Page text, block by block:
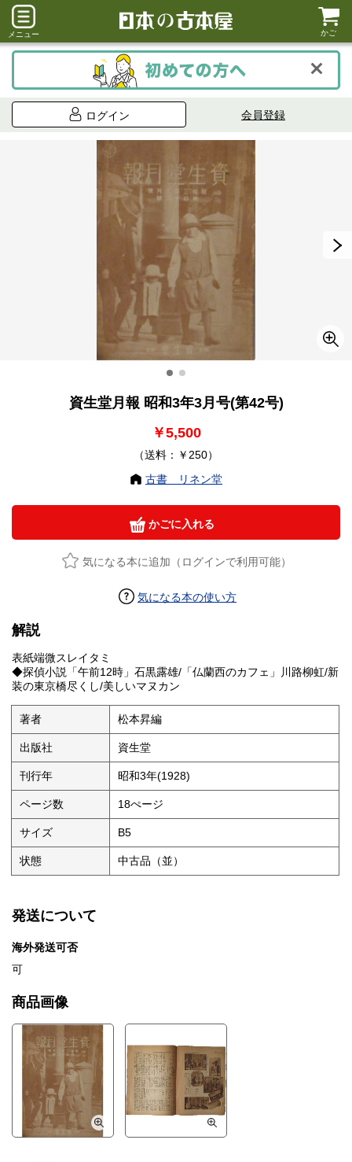
メニュー かご
ログイン 会員登録
資生堂月報 昭和3年3月号(第42号)
￥5,500
（送料：￥250）
古書 リネン堂
かごに入れる
気になる本に追加（ログインで利用可能）
気になる本の使い方
解説
表紙端微スレイタミ
◆探偵小説「午前12時」石黒露雄/「仏蘭西のカフェ」川路柳虹/新
装の東京橋尽くし/美しいマヌカン
著者 松本昇編
出版社 資生堂
刊行年 昭和3年(1928)
ページ数 18ぺージ
サイズ B5
状態 中古品（並）
発送について
海外発送可否
可
商品画像